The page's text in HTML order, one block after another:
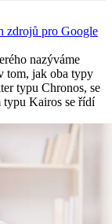
zdrojů pro Google
nazýváme
tom, jak oba typy
typu Chronos, se
typu Kairos se řídí